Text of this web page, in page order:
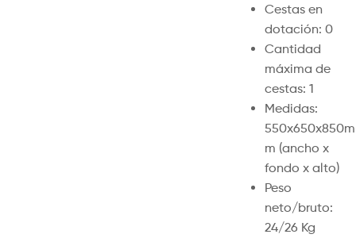
Cestas en
dotación: 0
Cantidad
máxima de
cestas: 1
Medidas:
550x650x850m
m (ancho x
fondo x alto)
Peso
neto/bruto:
24/26 Kg